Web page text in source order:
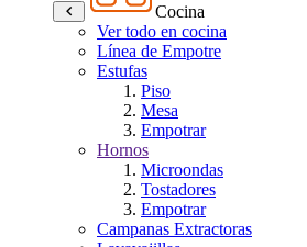
Cocina
Ver todo en cocina
Línea de Empotre
Estufas
Piso
Mesa
Empotrar
Hornos
Microondas
Tostadores
Empotrar
Campanas Extractoras